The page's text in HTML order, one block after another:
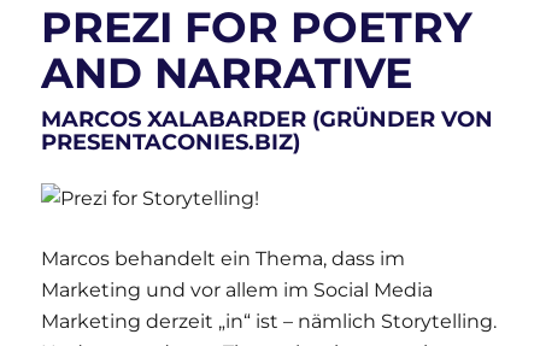
PREZI FOR POETRY
AND NARRATIVE
MARCOS XALABARDER(GRÜNDER VON
PRESENTACONIES.BIZ)
Marcos behandelt ein Thema, dass im
Marketing und vor allem im Social Media
Marketing derzeit „in“ ist – nämlich Storytelling.